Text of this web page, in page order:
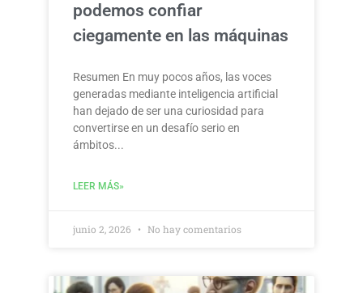
podemos confiar
ciegamente en las máquinas
Resumen En muy pocos años, las voces
generadas mediante inteligencia artificial
han dejado de ser una curiosidad para
convertirse en un desafío serio en
ámbitos
LEER MÁS»
junio 2, 2026 No hay comentarios